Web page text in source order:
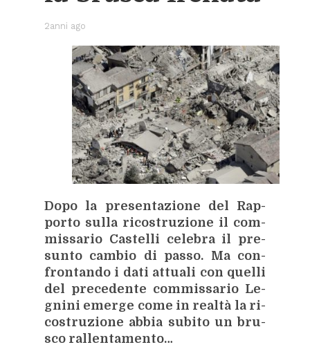
2anni ago
Dopo la pre­sen­ta­zio­ne del Rap­
por­to sul­la ri­co­stru­zio­ne il com­
mis­sa­rio Ca­stel­li ce­le­bra il pre­
sun­to cam­bio di pas­so. Ma con­
fron­tan­do i dati at­tua­li con quel­li
del pre­ce­den­te com­mis­sa­rio Le­
gni­ni emer­ge come in real­tà la ri­
co­stru­zio­ne ab­bia su­bi­to un bru­
sco ral­len­ta­men­to…